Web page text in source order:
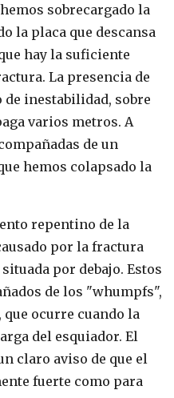
sobrecargado la
la placa que descansa
hay la suficiente
La presencia de
inestabilidad, sobre
varios metros. A
de un
hemos colapsado la
repentino de la
por la fractura
por debajo. Estos
de los "whumpfs",
ocurre cuando la
del esquiador. El
claro aviso de que el
fuerte como para